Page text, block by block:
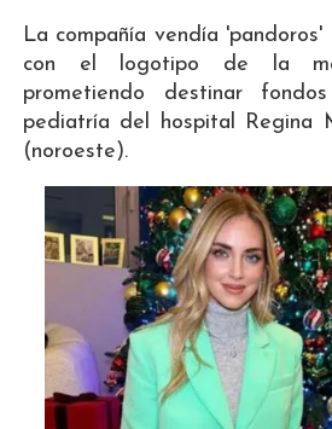
La compañía vendía
con el logotipo de la
prometiendo destinar
pediatría del hospital Regina
(noroeste).